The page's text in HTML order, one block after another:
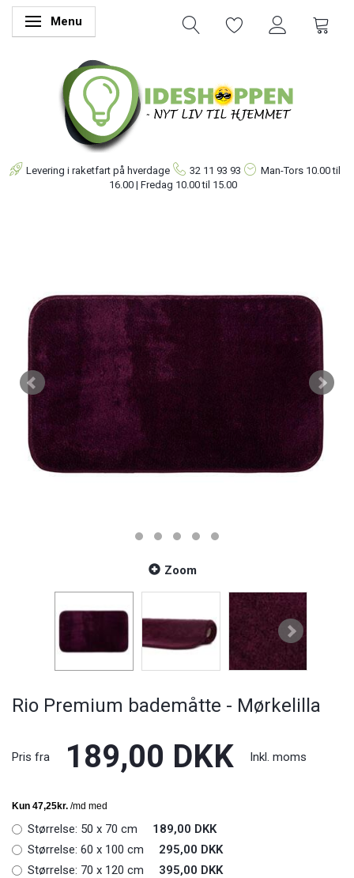
Skifte navigation
Menu
Levering i raketfart på hverdage 32 11 93 93 Man-Tors 10.00 til
16.00 | Fredag 10.00 til 15.00
Zoom
Rio Premium bademåtte - Mørkelilla
Pris fra 189,00 DKK Inkl. moms
Størrelse: 50 x 70 cm
189,00 DKK
Størrelse: 60 x 100 cm
295,00 DKK
Størrelse: 70 x 120 cm 395,00 DKK